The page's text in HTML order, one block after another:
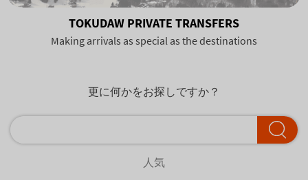
TOKUDAW PRIVATE TRANSFERS
Making arrivals as special as the destinations
更に何かをお探しですか？
人気